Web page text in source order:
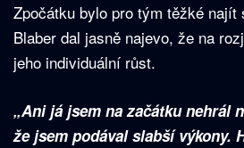
Zpočátku bylo pro tým těžké
Blaber dal jasně najevo, že na
jeho individuální růst.
„Ani já jsem na začátku nehrál
že jsem podával slabší výkony.